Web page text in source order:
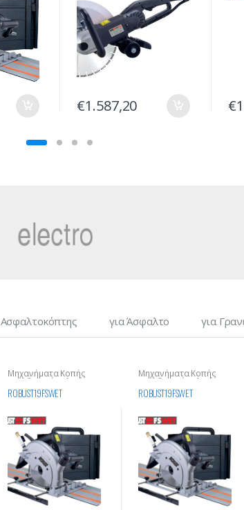
€1.587,20 €
Ασφαλτοκόπτης για Άσφαλτο για
Μηχανήματα Κοπής
Οικοδομικών Υλικών
ROBUST19FSWET
Μηχανήματα Κοπής
Οικοδομικών Υλικών
ROBUST19FSWET